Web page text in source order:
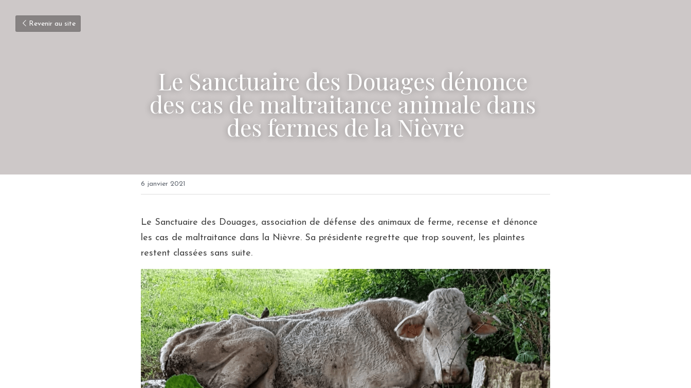
Revenir au site
Le Sanctuaire des Douages dénonce
des cas de maltraitance animale dans
des fermes de la Nièvre
6 janvier 2021
Le Sanctuaire des Douages, association de défense des animaux de ferme, recense et dénonce
les cas de maltraitance dans la Nièvre. Sa présidente regrette que trop souvent, les plaintes
restent classées sans suite.